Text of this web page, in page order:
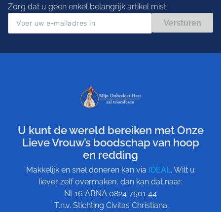
Zorg dat u geen enkel belangrijk artikel mist.
Versturen
U kunt de wereld bereiken met Onze
Lieve Vrouw’s boodschap van hoop
en redding
Makkelijk en snel doneren kan via iDEAL. Wilt u
liever zelf overmaken, dan kan dat naar:
NL16 ABNA 0824 7501 44
T.n.v. Stichting Civitas Christiana